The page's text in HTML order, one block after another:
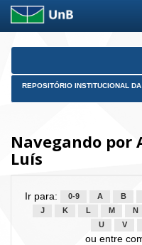
Skip
REPOSITÓRIO INSTITUCIONAL
Navegando por
Luís
Ir para: 0-9 A B
J
K L M N
U
V
ou entre